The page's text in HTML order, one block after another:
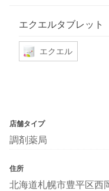
エクエルタブレット
エクエル
店舗タイプ
調剤薬局
住所
北海道札幌市豊平区西